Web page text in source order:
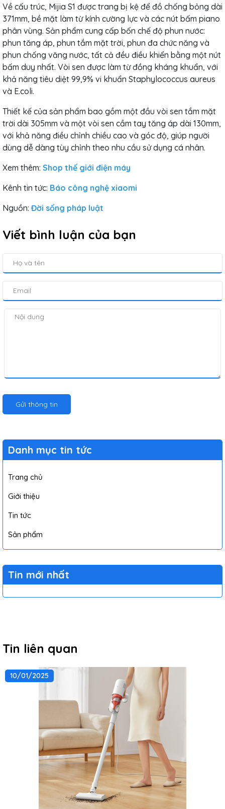
Về cấu trúc, Mijia S1 được trang bị kệ để đồ chống bỏng dài
371mm, bề mặt làm từ kính cường lực và các nút bấm piano
phân vùng. Sản phẩm cung cấp bốn chế độ phun nước:
phun tăng áp, phun tắm mặt trời, phun đa chức năng và
phun chống văng nước, tất cả đều điều khiển bằng một nút
bấm duy nhất. Vòi sen được làm từ đồng kháng khuẩn, với
khả năng tiêu diệt 99,9% vi khuẩn Staphylococcus aureus
và E.coli.
Thiết kế của sản phẩm bao gồm một đầu vòi sen tắm mặt
trời dài 305mm và một vòi sen cầm tay tăng áp dài 130mm,
với khả năng điều chỉnh chiều cao và góc độ, giúp người
dùng dễ dàng tùy chỉnh theo nhu cầu sử dụng cá nhân.
Xem thêm: Shop thế giới điện máy
Kênh tin tức: Báo công nghệ xiaomi
Nguồn: Đời sống pháp luật
Viết bình luận của bạn
Gửi thông tin
Danh mục tin tức
Trang chủ
Giới thiệu
Tin tức
Sản phẩm
Tin mới nhất
Tin liên quan
10/01/2025